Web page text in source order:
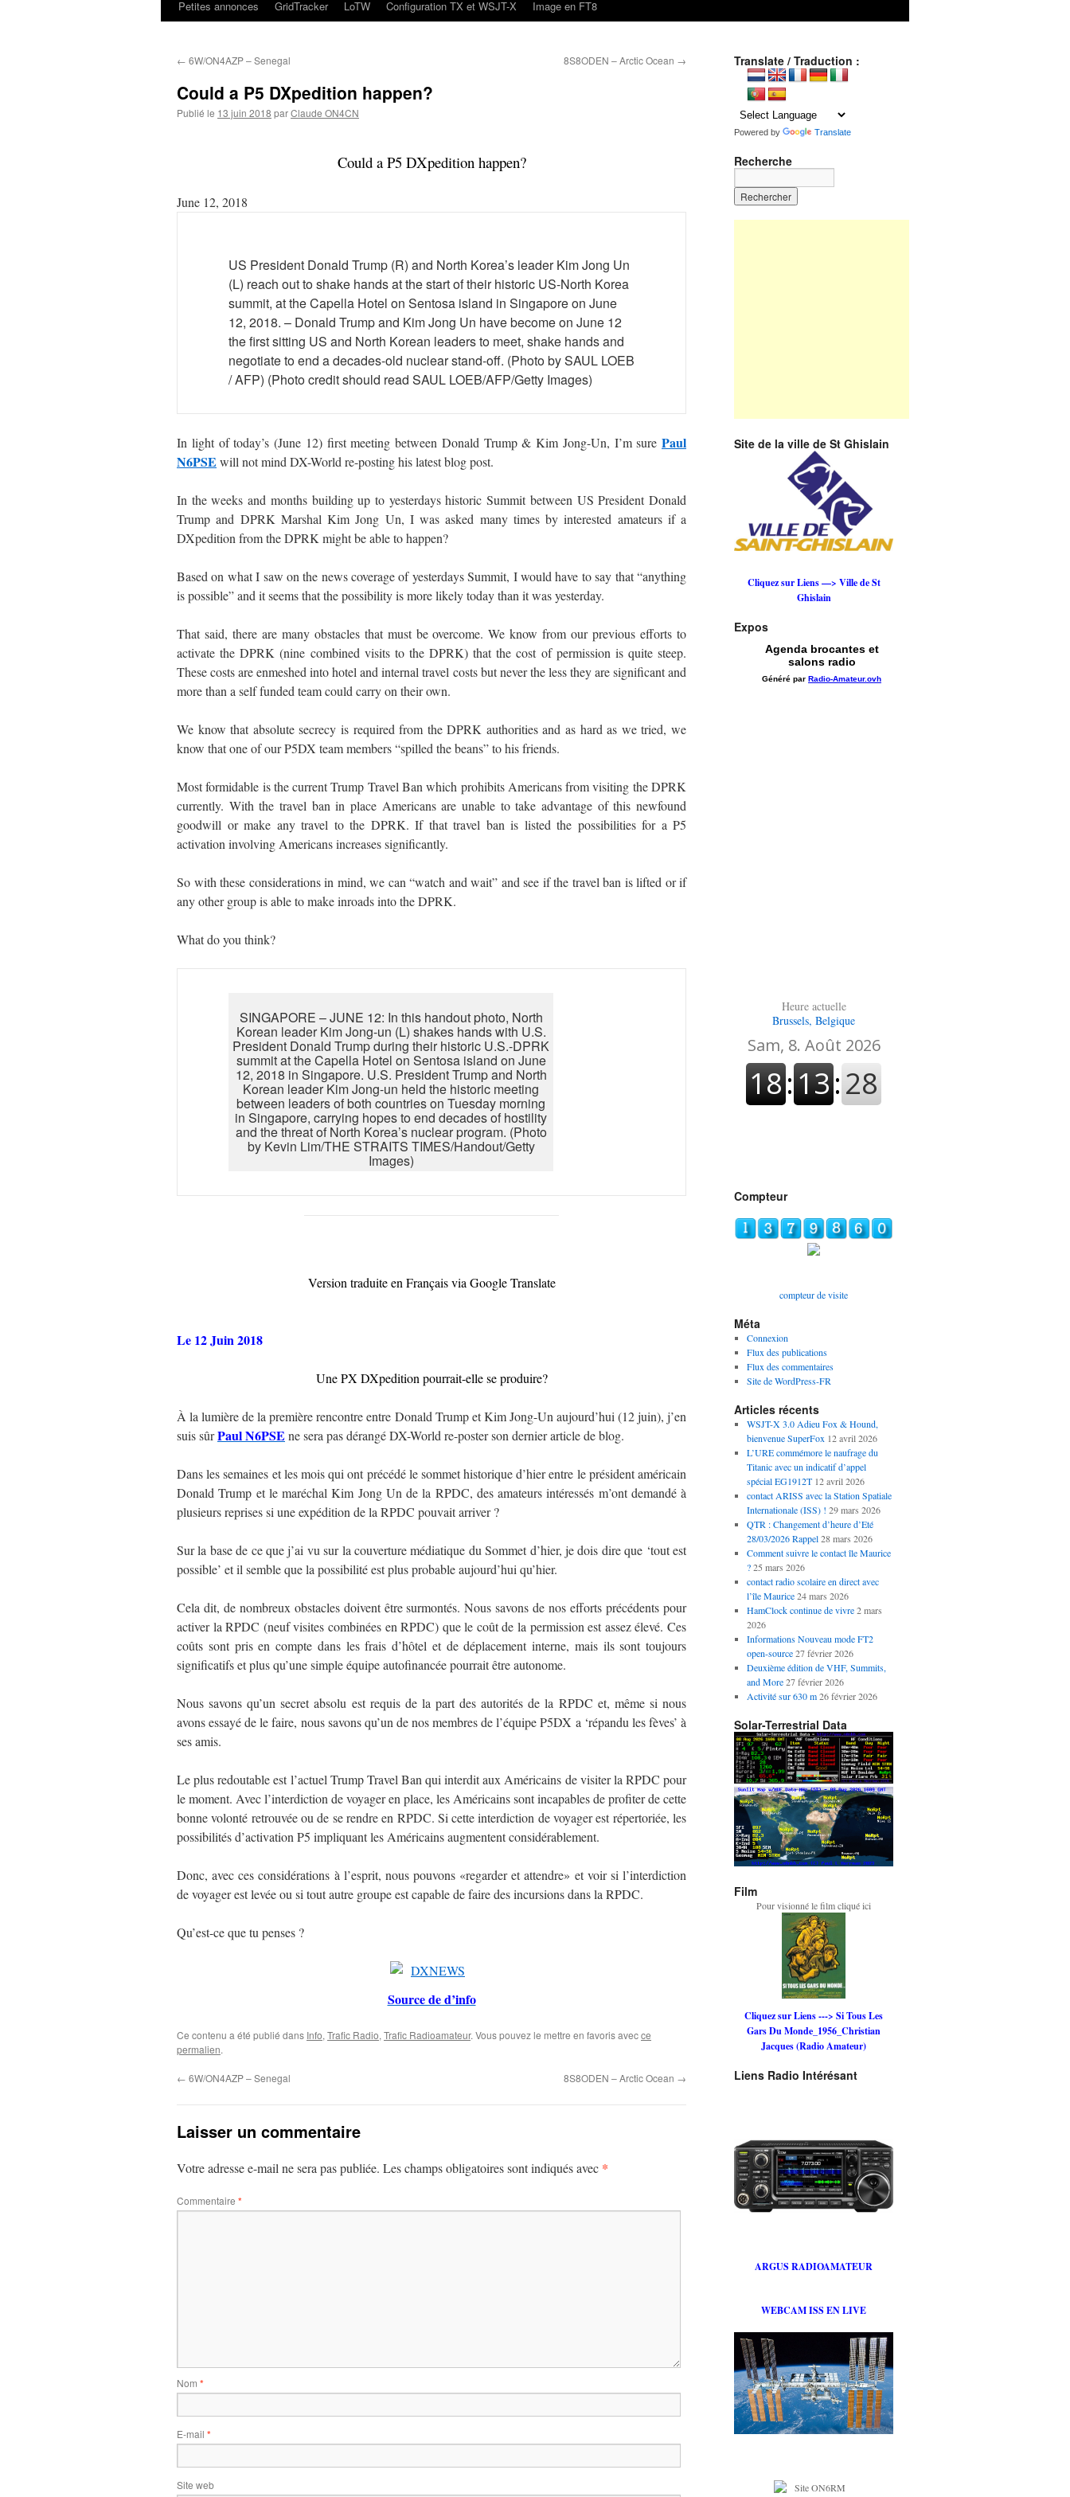
Petites annonces
GridTracker LoTW Configuration TX et WSJT-X Image en FT8
← 6W/ON4AZP – Senegal 8S8ODEN – Arctic Ocean →
Could a P5 DXpedition happen?
Publié le 13 juin 2018 parClaude ON4CN
Could a P5 DXpedition happen?
June 12, 2018
US President Donald Trump (R) and North Korea’s leader Kim Jong Un
(L) reach out to shake hands at the start of their historic US-North Korea
summit, at the Capella Hotel on Sentosa island in Singapore on June
12, 2018. – Donald Trump and Kim Jong Un have become on June 12
the first sitting US and North Korean leaders to meet, shake hands and
negotiate to end a decades-old nuclear stand-off. (Photo by SAUL LOEB
/ AFP) (Photo credit should read SAUL LOEB/AFP/Getty Images)
In light of today’s (June 12) first meeting between Donald Trump & Kim Jong-Un, I’m sure Paul
N6PSE will not mind DX-World re-posting his latest blog post.
In the weeks and months building up to yesterdays historic Summit between US President Donald
Trump and DPRK Marshal Kim Jong Un, I was asked many times by interested amateurs if a
DXpedition from the DPRK might be able to happen?
Based on what I saw on the news coverage of yesterdays Summit, I would have to say that “anything
is possible” and it seems that the possibility is more likely today than it was yesterday.
That said, there are many obstacles that must be overcome. We know from our previous efforts to
activate the DPRK (nine combined visits to the DPRK) that the cost of permission is quite steep.
These costs are enmeshed into hotel and internal travel costs but never the less they are significant and
more than a self funded team could carry on their own.
We know that absolute secrecy is required from the DPRK authorities and as hard as we tried, we
know that one of our P5DX team members “spilled the beans” to his friends.
Most formidable is the current Trump Travel Ban which prohibits Americans from visiting the DPRK
currently. With the travel ban in place Americans are unable to take advantage of this newfound
goodwill or make any travel to the DPRK. If that travel ban is listed the possibilities for a P5
activation involving Americans increases significantly.
So with these considerations in mind, we can “watch and wait” and see if the travel ban is lifted or if
any other group is able to make inroads into the DPRK.
What do you think?
SINGAPORE – JUNE 12: In this handout photo, North
Korean leader Kim Jong-un (L) shakes hands with U.S.
President Donald Trump during their historic U.S.-DPRK
summit at the Capella Hotel on Sentosa island on June
12, 2018 in Singapore. U.S. President Trump and North
Korean leader Kim Jong-un held the historic meeting
between leaders of both countries on Tuesday morning
in Singapore, carrying hopes to end decades of hostility
and the threat of North Korea’s nuclear program. (Photo
by Kevin Lim/THE STRAITS TIMES/Handout/Getty
Images)
Version traduite en Français via Google Translate
Le 12 Juin 2018
Une PX DXpedition pourrait-elle se produire?
À la lumière de la première rencontre entre Donald Trump et Kim Jong-Un aujourd’hui (12 juin), j’en
suis sûrPaul N6PSE ne sera pas dérangé DX-World re-poster son dernier article de blog.
Dans les semaines et les mois qui ont précédé le sommet historique d’hier entre le président américain
Donald Trump et le maréchal Kim Jong Un de la RPDC, des amateurs intéressés m’ont demandé à
plusieurs reprises si une expédition de la RPDC pouvait arriver ?
Sur la base de ce que j’ai vu sur la couverture médiatique du Sommet d’hier, je dois dire que ‘tout est
possible’ et il semble que la possibilité est plus probable aujourd’hui qu’hier.
Cela dit, de nombreux obstacles doivent être surmontés. Nous savons de nos efforts précédents pour
activer la RPDC (neuf visites combinées en RPDC) que le coût de la permission est assez élevé. Ces
coûts sont pris en compte dans les frais d’hôtel et de déplacement interne, mais ils sont toujours
significatifs et plus qu’une simple équipe autofinancée pourrait être autonome.
Nous savons qu’un secret absolu est requis de la part des autorités de la RPDC et, même si nous
avons essayé de le faire, nous savons qu’un de nos membres de l’équipe P5DX a ‘répandu les fèves’ à
ses amis.
Le plus redoutable est l’actuel Trump Travel Ban qui interdit aux Américains de visiter la RPDC pour
le moment. Avec l’interdiction de voyager en place, les Américains sont incapables de profiter de cette
bonne volonté retrouvée ou de se rendre en RPDC. Si cette interdiction de voyager est répertoriée, les
possibilités d’activation P5 impliquant les Américains augmentent considérablement.
Donc, avec ces considérations à l’esprit, nous pouvons «regarder et attendre» et voir si l’interdiction
de voyager est levée ou si tout autre groupe est capable de faire des incursions dans la RPDC.
Qu’est-ce que tu penses ?
Source de d’info
Ce contenu a été publié dans Info, Trafic Radio, Trafic Radioamateur. Vous pouvez le mettre en favoris avecce
permalien.
← 6W/ON4AZP – Senegal 8S8ODEN – Arctic Ocean →
Laisser un commentaire
Votre adresse e-mail ne sera pas publiée. Les champs obligatoires sont indiqués avec *
Commentaire *
Nom *
E-mail *
Site web
Translate / Traduction :
Powered by Translate
Recherche
Site de la ville de St Ghislain
Cliquez sur Liens —> Ville de St
Ghislain
Expos
Heure actuelle
Brussels, Belgique
Compteur
compteur de visite
Méta
Connexion
Flux des publications
Flux des commentaires
Site de WordPress-FR
Articles récents
WSJT-X 3.0 Adieu Fox & Hound,
bienvenue SuperFox 12 avril 2026
L’URE commémore le naufrage du
Titanic avec un indicatif d’appel
spécial EG1912T 12 avril 2026
contact ARISS avec la Station Spatiale
Internationale (ISS) ! 29 mars 2026
QTR : Changement d’heure d’Eté
28/03/2026 Rappel 28 mars 2026
Comment suivre le contact île Maurice
? 25 mars 2026
contact radio scolaire en direct avec
l’île Maurice 24 mars 2026
HamClock continue de vivre 2 mars
2026
Informations Nouveau mode FT2
open-source 27 février 2026
Deuxième édition de VHF, Summits,
and More 27 février 2026
Activité sur 630 m 26 février 2026
Solar-Terrestrial Data
Film
Pour visionné le film cliqué ici
Cliquez sur Liens ---> Si Tous Les
Gars Du Monde_1956_Christian
Jacques (Radio Amateur)
Liens Radio Intérésant
ARGUS RADIOAMATEUR
WEBCAM ISS EN LIVE